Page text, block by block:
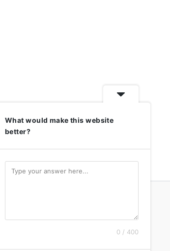
What would make this website
better?
0 / 400